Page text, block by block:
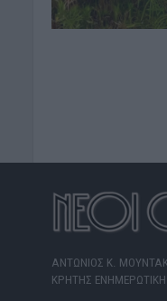
ΑΝΤΩΝΙΟΣ Κ.
ΚΡΗΤΗΣ ΕΝΗΜΕΡΩΤΙΚΗ